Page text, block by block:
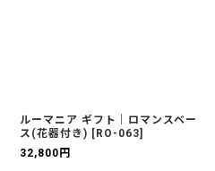
ルーマニア ギフト｜ロマンスベー
ス(花器付き) [ RO-063]
32,800 円